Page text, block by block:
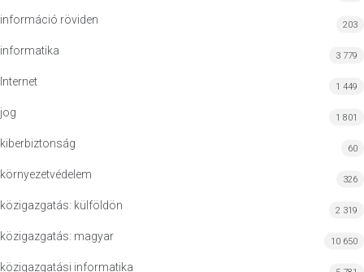
információ röviden 203
informatika 3 779
Internet 1 449
jog 1 801
kiberbiztonság 60
környezetvédelem 326
közigazgatás: külföldön 2 319
közigazgatás: magyar 10 650
közigazgatási informatika